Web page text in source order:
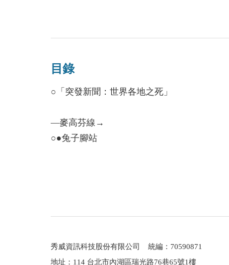
著有《第七藝》、《鑑藝論》、長篇小說《
言書室稱其風格彷如班雅明般「看似雜亂無
目錄
○「突發新聞：世界各地之死」
—麥高芬線→
○●兔子腳站
—麥高芬線→1984線→
﹝車站廣播 重見天日的《動物農莊》原
○●末日站
秀威資訊科技股份有限公司 統編：70590871
地址：114 台北市內湖區瑞光路76巷65號1樓